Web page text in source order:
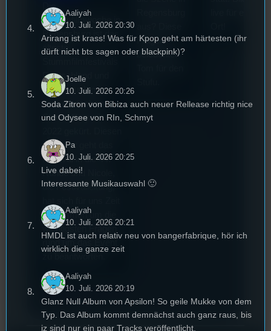
Die
Stummfilmwoche in
Regensburg ist das
älteste
Deutschland und
wurde auch mit
dem deutschen
Stummfilmpreis
Sommer geht das
Festival in die 44.
Runde und Nicole,
die Festivalleitung,
genommen um die
wichtigsten Fragen
zu beantworten.
Fragen
beleuchtet
Aaliyah
10. Juli. 2026 20:30
Arirang ist krass! Was für Kpop geht am härtesten (ihr
dürft nicht bts sagen oder blackpink)?
Joelle
10. Juli. 2026 20:26
Soda Zitron von Bibiza auch neuer Rellease richtig nice
und Odysee von RIn, Schmyt
Pa
10. Juli. 2026 20:25
Live dabei!
Interessante Musikauswahl 🙂
Aaliyah
10. Juli. 2026 20:21
HMDL ist auch relativ neu von bangerfabrique, hör ich
wirklich die ganze zeit
Aaliyah
10. Juli. 2026 20:19
Glanz Null Album von Apsilon! So geile Mukke von dem
Typ. Das Album kommt demnächst auch ganz raus, bis
jz sind nur ein paar Tracks veröffentlicht.